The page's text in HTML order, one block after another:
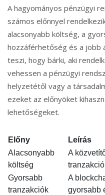
A hagyományos pénzügyi
számos előnnyel
alacsonyabb költség, a
hozzáférhetőség és a jobb
teszi, hogy bárki, aki
vehessen a pénzügyi
helyzetétől vagy a
ezeket az előnyöket
lehetőségeket.
Előny
Leírás
Alacsonyabb
költség
A
Gyorsabb
tranzakciók
A
gyorsabb